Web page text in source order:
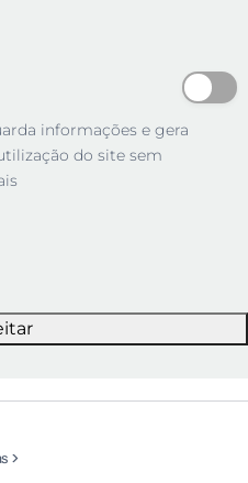
informações e gera
do site sem